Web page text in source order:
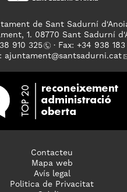
de Sant Sadurní
1. 08770 Sant Sadurní
910 325
· Fax: +34 938
ajuntament@santsadurni.cat
Contacteu
Mapa web
Avís legal
Politica de Privacitat